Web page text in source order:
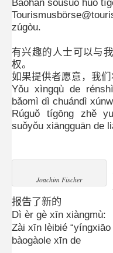
Bāohán sōusuǒ huò
zúgòu.
有兴趣的人士可以与
权。
如果提供者愿意，我
Yǒu xìngqù de
bǎomì dì chuándì
Rúguǒ tígōng zhě
suǒyǒu xiāngguān de
Joachim Fischer
报告了新的
Dì èr gè xīn xiàngmù:
Zài xīn lèibié
bàogàole xīn de